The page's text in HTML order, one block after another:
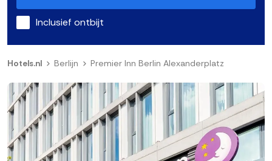
Inclusief ontbijt
Hotels.nl Berlijn Premier Inn Berlin Alexanderplatz